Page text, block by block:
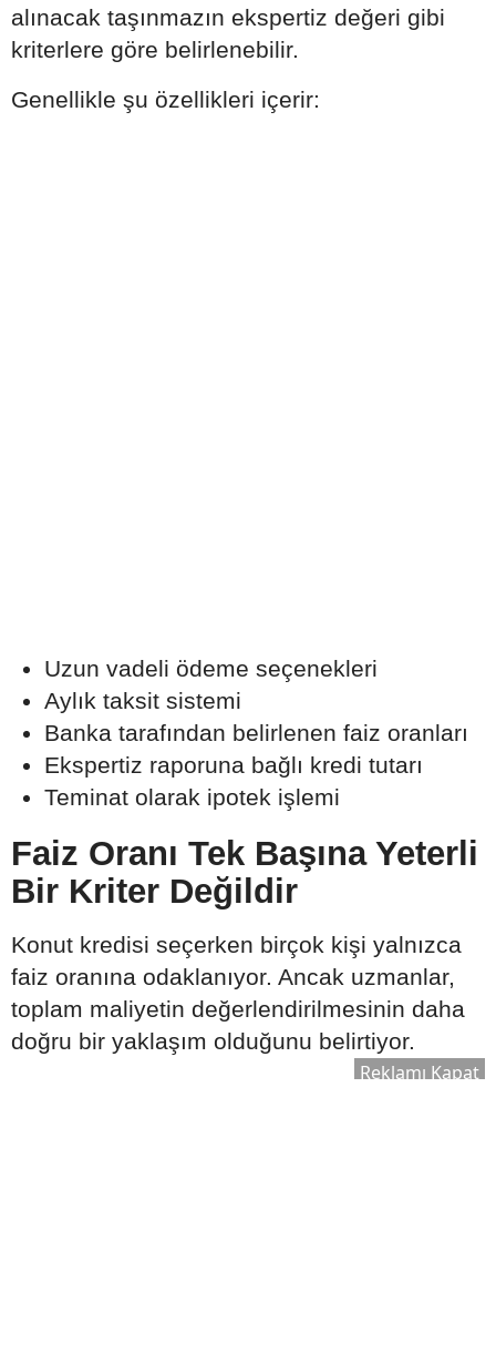
alınacak taşınmazın ekspertiz değeri gibi
kriterlere göre belirlenebilir.
Genellikle şu özellikleri içerir:
Uzun vadeli ödeme seçenekleri
Aylık taksit sistemi
Banka tarafından belirlenen faiz oranları
Ekspertiz raporuna bağlı kredi tutarı
Teminat olarak ipotek işlemi
Faiz Oranı Tek Başına Yeterli
Bir Kriter Değildir
Konut kredisi seçerken birçok kişi yalnızca
faiz oranına odaklanıyor. Ancak uzmanlar,
toplam maliyetin değerlendirilmesinin daha
doğru bir yaklaşım olduğunu belirtiyor.
Reklamı Kapat